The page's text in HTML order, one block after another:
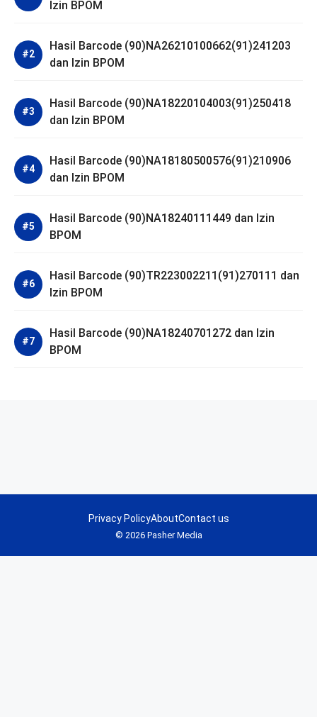
Izin BPOM
Hasil Barcode (90)NA26210100662(91)241203
dan Izin BPOM
Hasil Barcode (90)NA18220104003(91)250418
dan Izin BPOM
Hasil Barcode (90)NA18180500576(91)210906
dan Izin BPOM
Hasil Barcode (90)NA18240111449 dan Izin
BPOM
Hasil Barcode (90)TR223002211(91)270111 dan
Izin BPOM
Hasil Barcode (90)NA18240701272 dan Izin
BPOM
© 2026 Pasher Media
Privacy PolicyAboutContact us